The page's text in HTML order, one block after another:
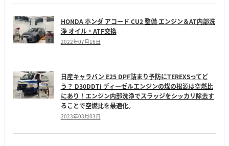
HONDA ホンダ アコード CU2 整備 エンジン＆AT内部洗
浄 オイル・ATF交換
2022年07月16日
日産キャラバン E25 DPF詰まり予防にTEREXSってど
う？ D30DDTi ディーゼルエンジンの煤の根源は空燃比
にあり！エンジン内部洗浄でスラッジをシッカリ除去す
ることで空燃比を最適化。
2023年03月03日